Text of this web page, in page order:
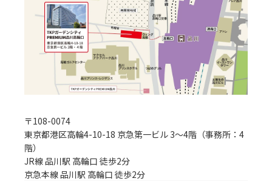
〒108-0074
東京都港区高輪4-10-18 京急第一ビル 3～4階（事務所：4
階）
JR線 品川駅 高輪口 徒歩2分
京急本線 品川駅 高輪口 徒歩2分